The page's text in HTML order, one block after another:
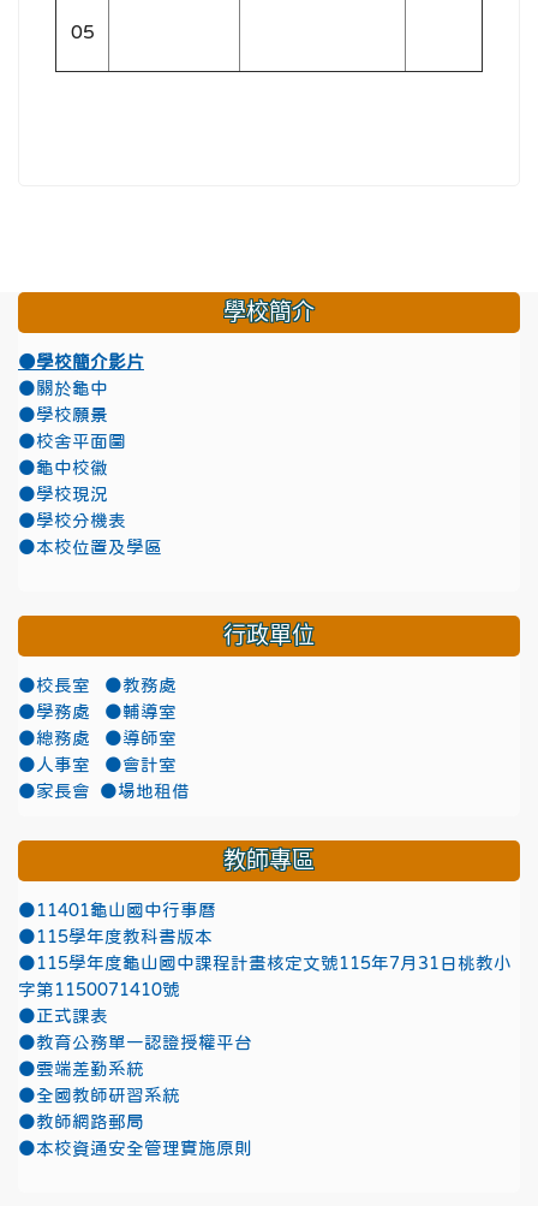
05
學校簡介
●學校簡介影片
●關於龜中
●學校願景
●校舍平面圖
●龜中校徽
●學校現況
●學校分機表
●本校位置及學區
行政單位
●校長室
●教務處
●學務處
●輔導室
●總務處
●導師室
●人事室
●會計室
●家長會
●場地租借
教師專區
●11401龜山國中行事曆
●115學年度教科書版本
●115學年度龜山國中課程計畫核定文號115年7月31日桃教小
字第1150071410號
●正式課表
●教育公務單一認證授權平台
●雲端差勤系統
●全國教師研習系統
●教師網路郵局
●本校資通安全管理實施原則